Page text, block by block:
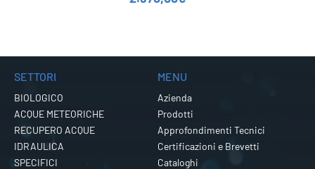
SETTORI
BIOLOGICO
ACQUE METEORICHE
RECUPERO ACQUE
IDRAULICA
SPECIFICI
MENU
Azienda
Prodotti
Approfondimenti Tecnici
Certificazioni e Brevetti
Cataloghi